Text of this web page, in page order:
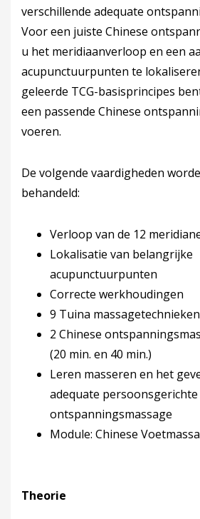
verschillende adequate
Voor een juiste Chinese
u het meridiaanverloop en een
acupunctuurpunten te
geleerde TCG-basisprincipes
een passende Chinese
voeren.
De volgende vaardigheden
behandeld:
Verloop van de 12
Lokalisatie van belangrijke
acupunctuurpunten
Correcte werkhoudingen
9 Tuina massagetechnieken
2 Chinese
(20 min. en 40 min.)
Leren masseren en het
adequate persoonsgerichte
ontspanningsmassage
Module: Chinese
Theorie